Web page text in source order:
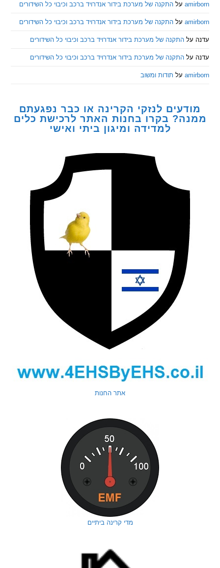
עלהתקנה של מערכת בידור אנדרויד ברכב וכיבוי כל השידורים
עלהתקנה של מערכת בידור אנדרויד ברכב וכיבוי כל השידורים
התקנה של מערכת בידור אנדרויד ברכב וכיבוי כל השידורים
התקנה של מערכת בידור אנדרויד ברכב וכיבוי כל השידורים
עלתודות ומשוב
לנזקי הקרינה או כבר נפגעתם
בקרו בחנות האתר לרכישת כלים
למדידה ומיגון ביתי ואישי
אתר החנות
מדי קרינה ביתיים